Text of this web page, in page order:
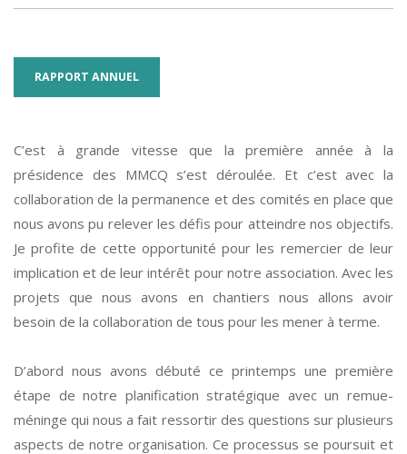
RAPPORT ANNUEL
C’est à grande vitesse que la première année à la
présidence des MMCQ s’est déroulée. Et c’est avec la
collaboration de la permanence et des comités en place que
nous avons pu relever les défis pour atteindre nos objectifs.
Je profite de cette opportunité pour les remercier de leur
implication et de leur intérêt pour notre association. Avec les
projets que nous avons en chantiers nous allons avoir
besoin de la collaboration de tous pour les mener à terme.
D’abord nous avons débuté ce printemps une première
étape de notre planification stratégique avec un remue-
méninge qui nous a fait ressortir des questions sur plusieurs
aspects de notre organisation. Ce processus se poursuit et